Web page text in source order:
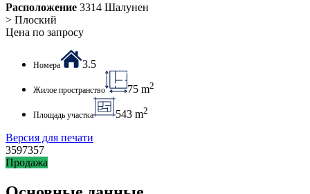
Расположение 3314 Шалунен
> Плоский
Цена по запросу
Номера 3.5
Жилое пространство 75 m2
Площадь участка 543 m2
Версия для печати
3597357
Продажа